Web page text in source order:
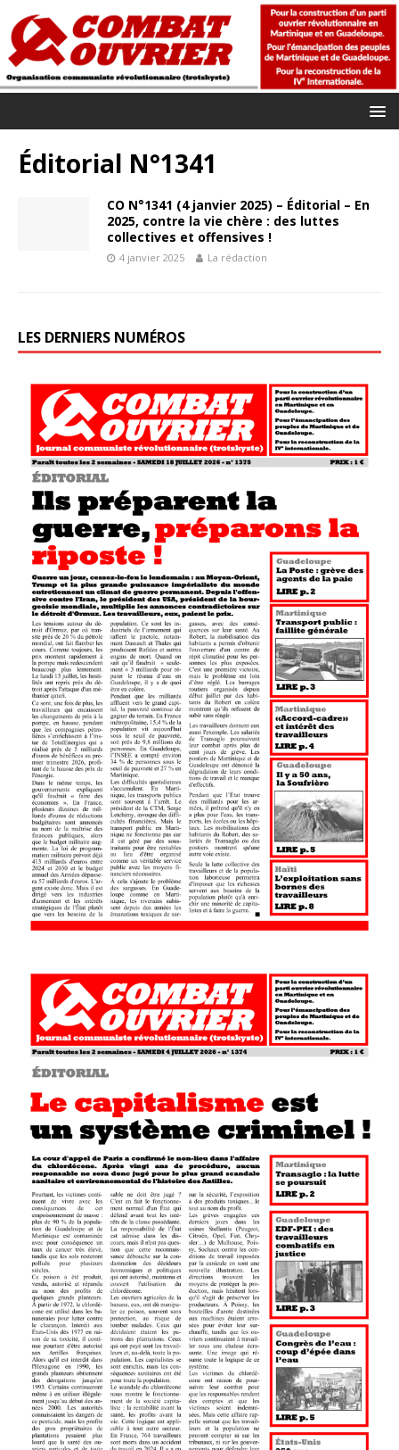
Éditorial N°1341
CO N°1341 (4 janvier 2025) – Éditorial – En
2025, contre la vie chère : des luttes
collectives et offensives !
4 janvier 2025 La rédaction
LES DERNIERS NUMÉROS